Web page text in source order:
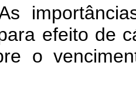
efeito de
o